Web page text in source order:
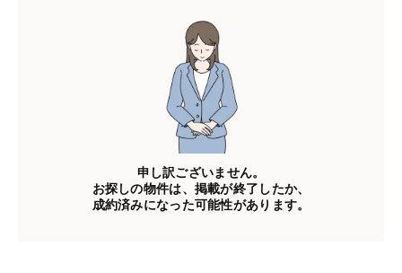
申し訳ございません。
お探しの物件は、掲載が終了したか、
成約済みになった可能性があります。